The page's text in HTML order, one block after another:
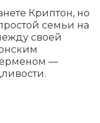
Криптон, но
семьи на
своей
—